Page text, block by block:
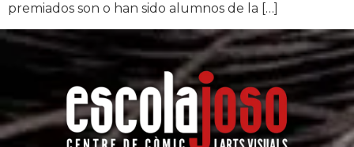
premiados son o han sido alumnos de la […]